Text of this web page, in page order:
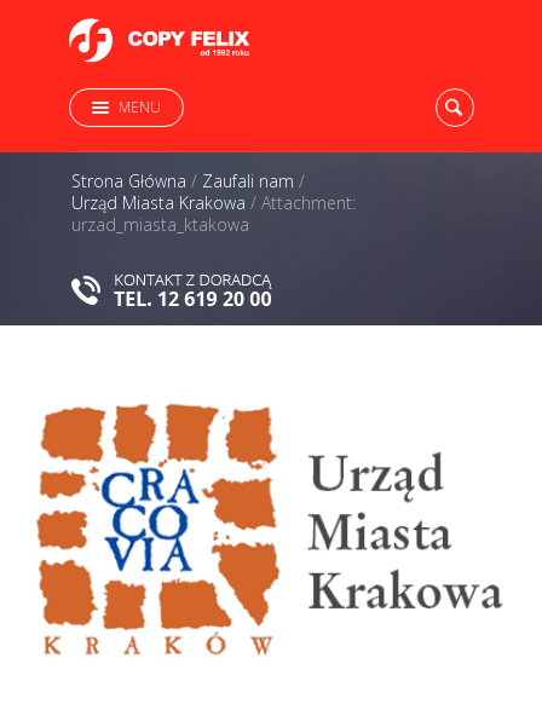
MENU
Strona Główna / Zaufali nam /
Urząd Miasta Krakowa / Attachment:
urzad_miasta_ktakowa